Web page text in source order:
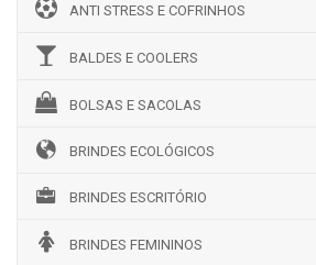
ANTI STRESS E COFRINHOS
BALDES E COOLERS
BOLSAS E SACOLAS
BRINDES ECOLÓGICOS
BRINDES ESCRITÓRIO
BRINDES FEMININOS